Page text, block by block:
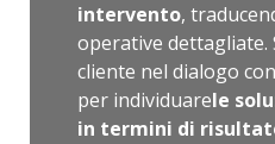
intervento,
operative
cliente nel dialogo
per individuarele
in termini di